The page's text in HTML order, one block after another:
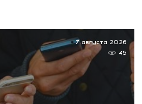
7 августа 2026
45